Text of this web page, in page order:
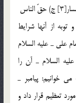
از آنها شرايط
علي ـ عليه السلام
ـ عليه السلام ـ آن را
است.[5] در حديث مي خوانيم: پيامبر ـ
تعظيم قرار داد و